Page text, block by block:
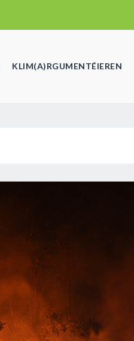
KLIM(A)RGUMENTÉIEREN